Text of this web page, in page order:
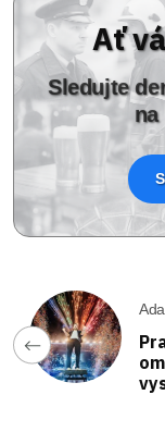
Ať
Sledujte
na